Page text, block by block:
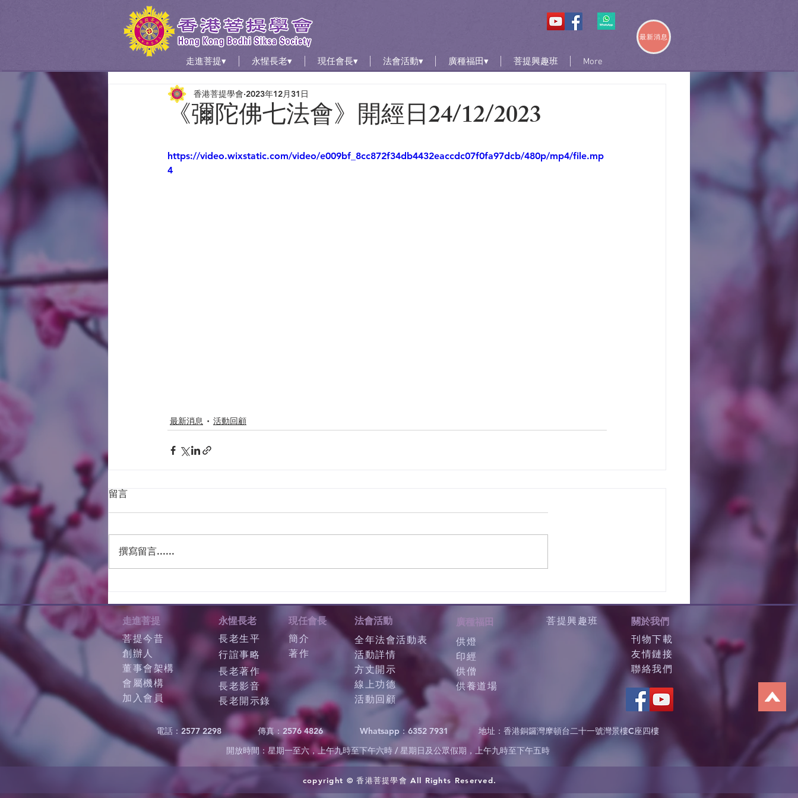
走進菩提▾ 永惺長老▾ 現任會長▾ 法會活動▾ 廣種福田▾ 菩提興趣班 More
最新消息
《彌陀佛七法會》開經日24/12/2023
香港菩提學會 2023年12月31日
https://video.wixstatic.com/video/e009bf_8cc872f34db4432eaccdc07f0fa97dcb/480p/mp4/file.mp
4
最新消息 活動回顧
留言
撰寫留言......
走進菩提
菩提今昔
創辦人
董事會架構
會屬機構
加入會員
永惺長老
長老生平
行誼事略
長老著作
長老影音
長老開示錄
現任會長
簡介
著作
法會活動
全年法會活動表
活動詳情
方丈開示
線上功德
活動回顧
廣種福田
供燈
印經
供僧
供養道場
菩提興趣班
關於我們
刊物下載
友情鏈接
聯絡我們
電話：2577 2298 傳真：2576 4826 Whatsapp：6352 7931
地址：香港銅鑼灣摩頓台二十一號灣景樓C座四樓
開放時間：星期一至六，上午九時至下午六時 / 星期日及公眾假期，上午九時至下午五時
copyright © 香港菩提學會 All Rights Reserved.